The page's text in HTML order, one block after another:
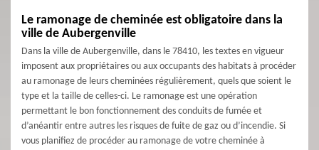
Le ramonage de cheminée est obligatoire dans la
ville de Aubergenville
Dans la ville de Aubergenville, dans le 78410, les textes en vigueur
imposent aux propriétaires ou aux occupants des habitats à procéder
au ramonage de leurs cheminées régulièrement, quels que soient le
type et la taille de celles-ci. Le ramonage est une opération
permettant le bon fonctionnement des conduits de fumée et
d’anéantir entre autres les risques de fuite de gaz ou d’incendie. Si
vous planifiez de procéder au ramonage de votre cheminée à